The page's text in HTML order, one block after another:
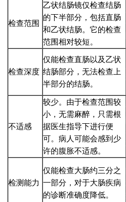
检查范围
乙状结肠镜仅检查结肠
的下半部分，包括直肠
和乙状结肠。它的检查
范围相对较短。
检查深度
仅能检查直肠以及乙状
结肠部分，无法检查上
半部分的结肠。
不适感
较少。由于检查范围较
小，无需麻醉，只需根
据医生指导下进行便
可。病人可能会感到少
许的腹胀不适感。
检测能力
仅能检查大肠约三分之
一部分，对于大肠疾病
的诊断准确度降低。